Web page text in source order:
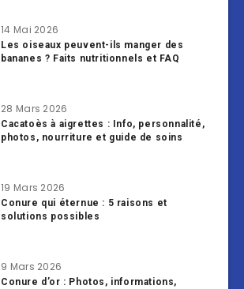
14 Mai 2026
Les oiseaux peuvent-ils manger des
bananes ? Faits nutritionnels et FAQ
28 Mars 2026
Cacatoès à aigrettes : Info, personnalité,
photos, nourriture et guide de soins
19 Mars 2026
Conure qui éternue : 5 raisons et
solutions possibles
9 Mars 2026
Conure d’or : Photos, informations,